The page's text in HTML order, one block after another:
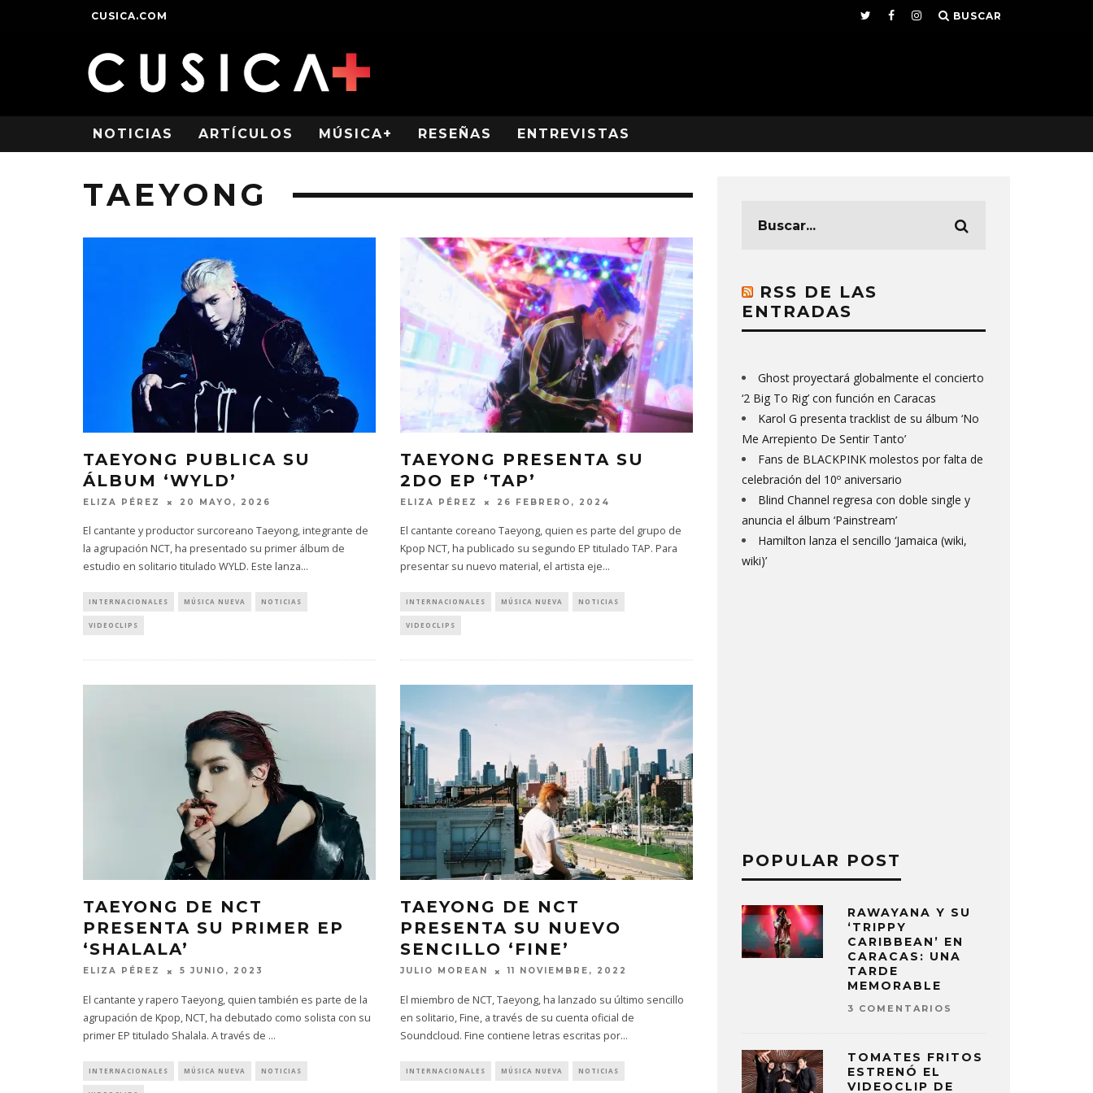
CUSICA.COM BUSCAR
NOTICIAS ARTÍCULOS MÚSICA+ RESEÑAS ENTREVISTAS
TAEYONG
TAEYONG PUBLICA SU
ÁLBUM ‘WYLD’
ELIZA PÉREZ 20 MAYO, 2026
El cantante y productor surcoreano Taeyong, integrante de
la agrupación NCT, ha presentado su primer álbum de
estudio en solitario titulado WYLD. Este lanza...
INTERNACIONALES MÚSICA NUEVA NOTICIAS
VIDEOCLIPS
TAEYONG PRESENTA SU
2DO EP ‘TAP’
ELIZA PÉREZ 26 FEBRERO, 2024
El cantante coreano Taeyong, quien es parte del grupo de
Kpop NCT, ha publicado su segundo EP titulado TAP. Para
presentar su nuevo material, el artista eje...
INTERNACIONALES MÚSICA NUEVA NOTICIAS
VIDEOCLIPS
TAEYONG DE NCT
PRESENTA SU PRIMER EP
‘SHALALA’
ELIZA PÉREZ 5 JUNIO, 2023
El cantante y rapero Taeyong, quien también es parte de la
agrupación de Kpop, NCT, ha debutado como solista con su
primer EP titulado Shalala. A través de ...
INTERNACIONALES MÚSICA NUEVA NOTICIAS
TAEYONG DE NCT
PRESENTA SU NUEVO
SENCILLO ‘FINE’
JULIO MOREAN 11 NOVIEMBRE, 2022
El miembro de NCT, Taeyong, ha lanzado su último sencillo
en solitario, Fine, a través de su cuenta oficial de
Soundcloud. Fine contiene letras escritas por...
INTERNACIONALES MÚSICA NUEVA NOTICIAS
RSS DE LAS
ENTRADAS
Ghost proyectará globalmente el concierto
‘2 Big To Rig’ con función en Caracas
Karol G presenta tracklist de su álbum ‘No
Me Arrepiento De Sentir Tanto’
Fans de BLACKPINK molestos por falta de
celebración del 10º aniversario
Blind Channel regresa con doble single y
anuncia el álbum ‘Painstream’
Hamilton lanza el sencillo ‘Jamaica (wiki,
wiki)’
POPULAR POST
RAWAYANA Y SU
‘TRIPPY
CARIBBEAN’ EN
CARACAS: UNA
TARDE
MEMORABLE
3 COMENTARIOS
TOMATES FRITOS
ESTRENÓ EL
VIDEOCLIP DE